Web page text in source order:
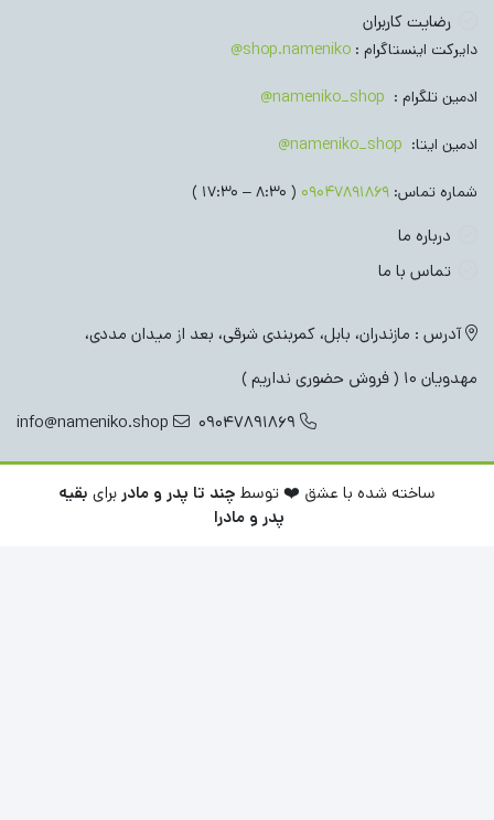
رضایت کاربران
دایرکت اینستاگرام : shop.nameniko@
ادمین تلگرام : nameniko_shop@
ادمین ایتا: nameniko_shop@
شماره تماس: 09047891869
( 8:30 – 17:30 )
درباره ما
تماس با ما
آدرس : مازندران، بابل، کمربندی شرقی، بعد از میدان مددی،
مهدویان 10 ( فروش حضوری نداریم )
09047891869
info@nameniko.shop
ساخته شده با عشق ❤️ توسط چند تا پدر و مادر برای بقیه
پدر و مادرا